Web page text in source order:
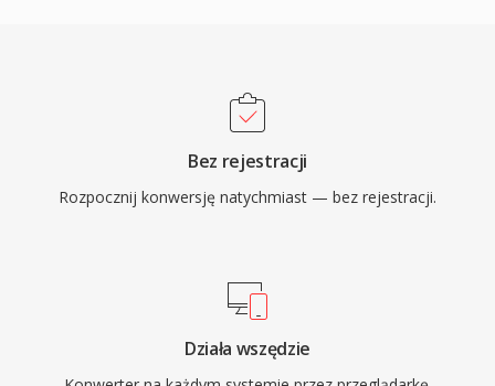
Bez rejestracji
Rozpocznij konwersję natychmiast — bez rejestracji.
Działa wszędzie